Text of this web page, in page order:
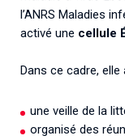
l’ANRS Maladies
activé une cellule
Dans ce cadre,
une veille de la
organisé des